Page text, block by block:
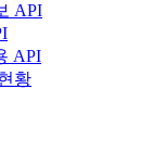
API
API
황